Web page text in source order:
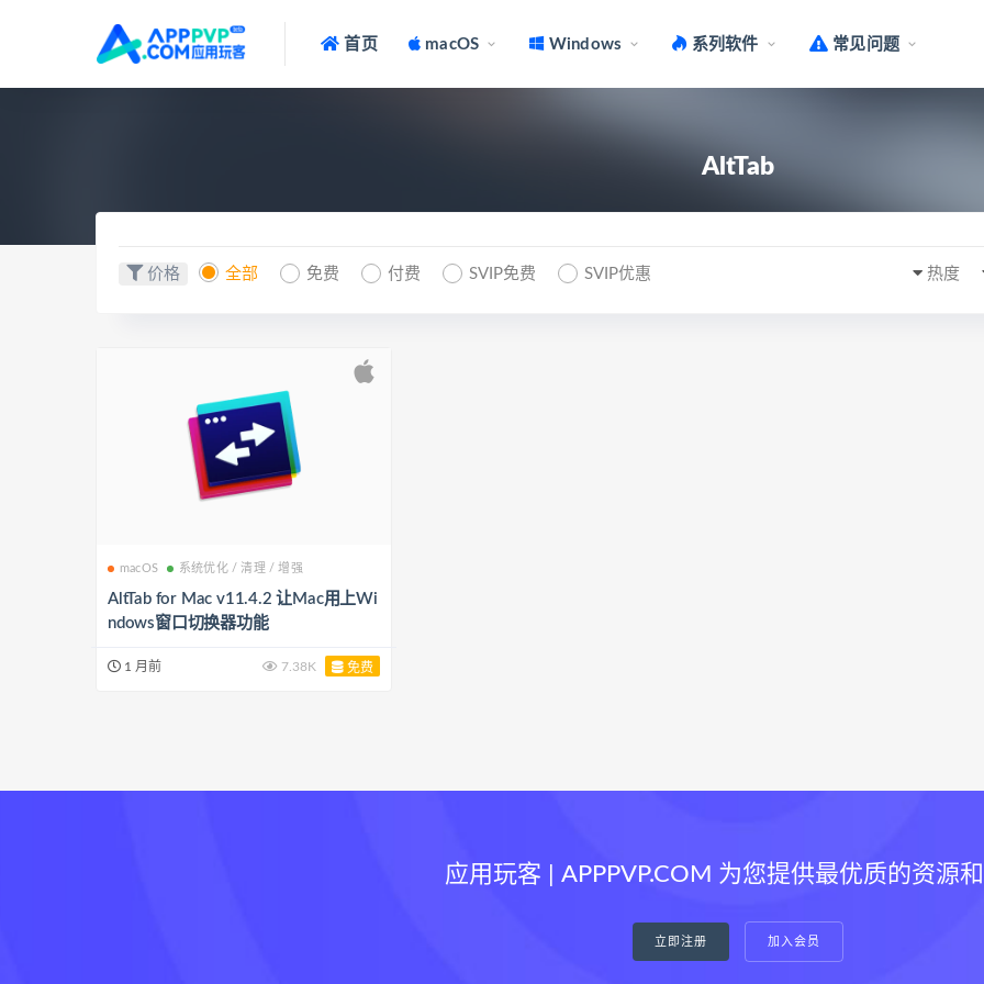
首页 macOS Windows 系列软件 常见问题
AltTab
价格 全部 免费 付费 SVIP免费 SVIP优惠 热度
macOS 系统优化 / 清理 / 增强
AltTab for Mac v11.4.2 让Mac用上Wi
ndows窗口切换器功能
1 月前 7.38K 免费
应用玩客 | APPPVP.COM 为您提供最优质的资源
立即注册 加入会员